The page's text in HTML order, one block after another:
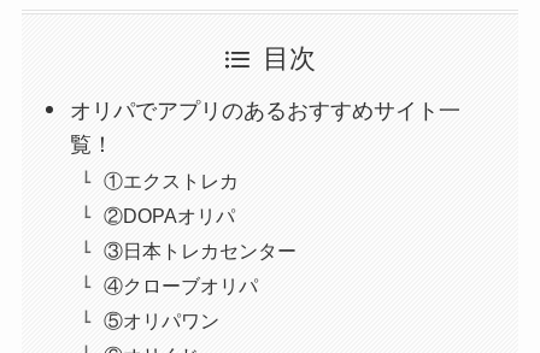
目次
オリパでアプリのあるおすすめサイト一
覧！
①エクストレカ
②DOPAオリパ
③日本トレカセンター
④クローブオリパ
⑤オリパワン